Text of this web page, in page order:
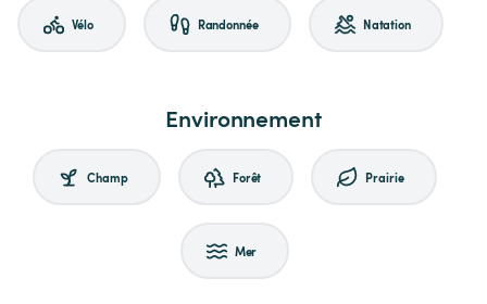
Vélo Randonnée Natation
Environnement
Champ Forêt Prairie
Mer